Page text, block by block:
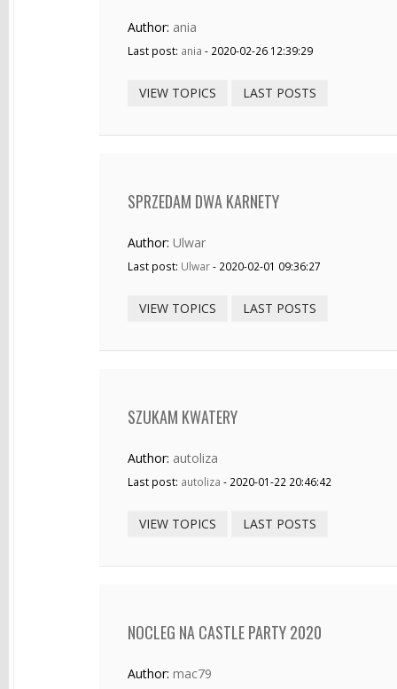
Author: ania
Last post: ania - 2020-02-26 12:39:29
VIEW TOPICS LAST POSTS
SPRZEDAM DWA KARNETY
Author: Ulwar
Last post: Ulwar- 2020-02-01 09:36:27
VIEW TOPICS LAST POSTS
SZUKAM KWATERY
Author: autoliza
Last post: autoliza - 2020-01-22 20:46:42
VIEW TOPICS LAST POSTS
NOCLEG NA CASTLE PARTY 2020
Author: mac79